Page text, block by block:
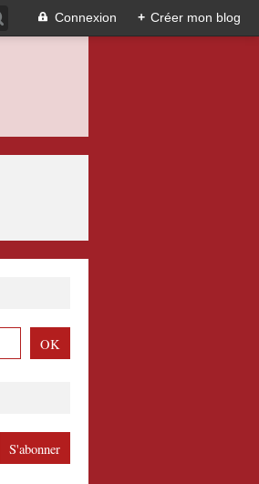
Connexion + Créer mon blog